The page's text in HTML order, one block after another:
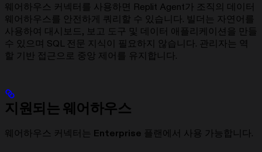
웨어하우스 커넥터를 사용하면 Replit Agent가 조직의 데이터
웨어하우스를 안전하게 쿼리할 수 있습니다. 빌더는 자연어를
사용하여 대시보드, 보고 도구 및 데이터 애플리케이션을 만들
수 있으며 SQL 전문 지식이 필요하지 않습니다. 관리자는 역
할 기반 접근으로 중앙 제어를 유지합니다.
지원되는 웨어하우스
웨어하우스 커넥터는 Enterprise 플랜에서 사용 가능합니다.